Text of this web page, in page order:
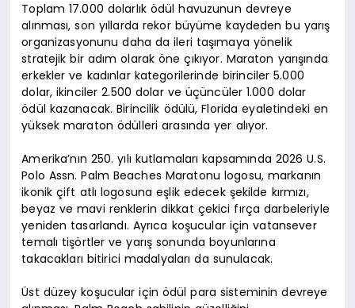
Toplam 17.000 dolarlık ödül havuzunun devreye
alınması, son yıllarda rekor büyüme kaydeden bu yarış
organizasyonunu daha da ileri taşımaya yönelik
stratejik bir adım olarak öne çıkıyor. Maraton yarışında
erkekler ve kadınlar kategorilerinde birinciler 5.000
dolar, ikinciler 2.500 dolar ve üçüncüler 1.000 dolar
ödül kazanacak. Birincilik ödülü, Florida eyaletindeki en
yüksek maraton ödülleri arasında yer alıyor.
Amerika’nın 250. yılı kutlamaları kapsamında 2026 U.S.
Polo Assn. Palm Beaches Maratonu logosu, markanın
ikonik çift atlı logosuna eşlik edecek şekilde kırmızı,
beyaz ve mavi renklerin dikkat çekici fırça darbeleriyle
yeniden tasarlandı. Ayrıca koşucular için vatansever
temalı tişörtler ve yarış sonunda boyunlarına
takacakları bitirici madalyaları da sunulacak.
Üst düzey koşucular için ödül para sisteminin devreye